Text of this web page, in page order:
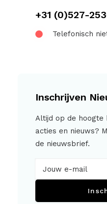
+31 (0)527-
Telefonisch
Inschrijven
Altijd op de hoogte
acties en nieuws?
de nieuwsbrief.